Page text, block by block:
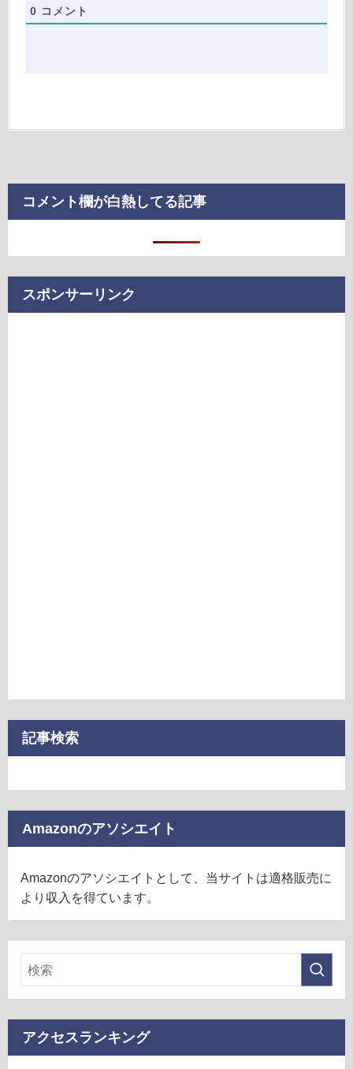
0 コメント
コメント欄が白熱してる記事
スポンサーリンク
記事検索
Amazonのアソシエイト
Amazonのアソシエイトとして、当サイトは適格販売に
より収入を得ています。
アクセスランキング